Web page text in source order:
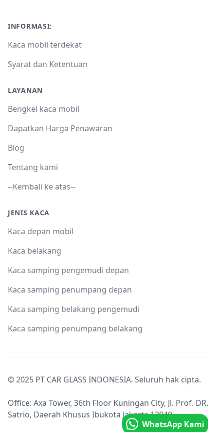
INFORMASI:
Kaca mobil terdekat
Syarat dan Ketentuan
LAYANAN
Bengkel kaca mobil
Dapatkan Harga Penawaran
Blog
Tentang kami
--Kembali ke atas--
JENIS KACA
Kaca depan mobil
Kaca belakang
Kaca samping pengemudi depan
Kaca samping penumpang depan
Kaca samping belakang pengemudi
Kaca samping penumpang belakang
© 2025 PT CAR GLASS INDONESIA. Seluruh hak cipta.
Office: Axa Tower, 36th Floor Kuningan City, Jl. Prof. DR.
Satrio, Daerah Khusus Ibukota Jakarta 12940.
WhatsApp Kami